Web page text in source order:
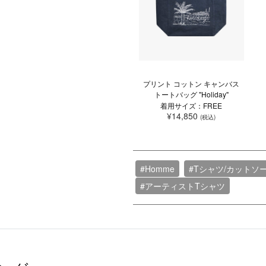
プリント コットン キャンバス
トートバッグ "Holiday"
着用サイズ：FREE
¥14,850(税込)
#Homme #Tシャツ/カットソ
#アーティストTシャツ